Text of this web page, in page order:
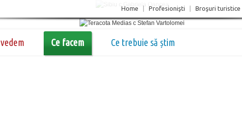
Home Profesionişti Broşuri turistice
Ce facem Ce trebuie să știm